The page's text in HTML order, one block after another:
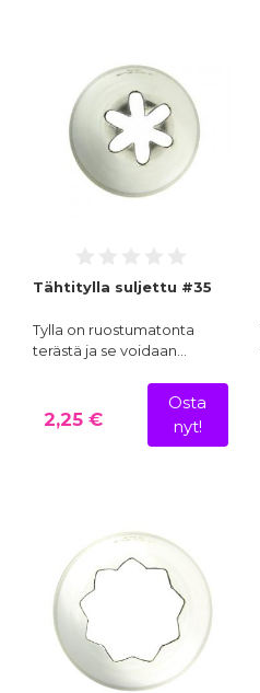
Tähtitylla suljettu #35
Tylla on ruostumatonta
terästä ja se voidaan…
2,25 €
Osta
nyt!